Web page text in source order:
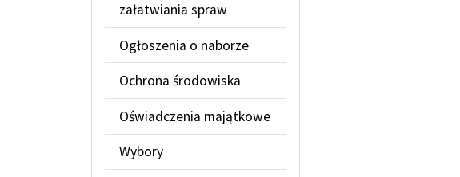
załatwiania spraw
Ogłoszenia o naborze
Ochrona środowiska
Oświadczenia majątkowe
Wybory